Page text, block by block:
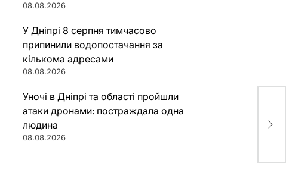
08.08.2026
У Дніпрі 8 серпня тимчасово
припинили водопостачання за
кількома адресами
08.08.2026
Уночі в Дніпрі та області пройшли
атаки дронами: постраждала одна
людина
08.08.2026